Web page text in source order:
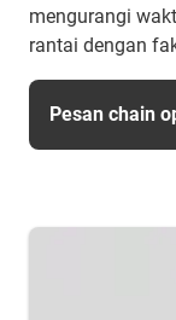
mengurangi
rantai dengan
Pesan chain